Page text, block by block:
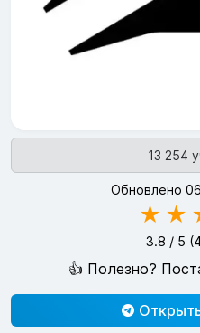
13 254
Обновлено
★ ★
3.8 / 5 (
👍 Полезно?